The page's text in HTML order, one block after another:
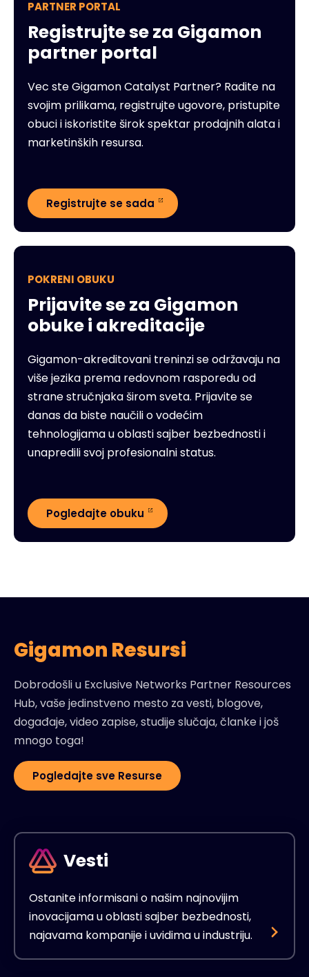
PARTNER PORTAL
Registrujte se za Gigamon
partner portal
Vec ste Gigamon Catalyst Partner? Radite na
svojim prilikama, registrujte ugovore, pristupite
obuci i iskoristite širok spektar prodajnih alata i
marketinških resursa.
Registrujte se sada
POKRENI OBUKU
Prijavite se za Gigamon
obuke i akreditacije
Gigamon-akreditovani treninzi se održavaju na
više jezika prema redovnom rasporedu od
strane stručnjaka širom sveta. Prijavite se
danas da biste naučili o vodećim
tehnologijama u oblasti sajber bezbednosti i
unapredili svoj profesionalni status.
Pogledajte obuku
Gigamon Resursi
Dobrodošli u Exclusive Networks Partner Resources
Hub, vaše jedinstveno mesto za vesti, blogove,
događaje, video zapise, studije slučaja, članke i još
mnogo toga!
Pogledajte sve Resurse
Vesti
Ostanite informisani o našim najnovijim
inovacijama u oblasti sajber bezbednosti,
najavama kompanije i uvidima u industriju.